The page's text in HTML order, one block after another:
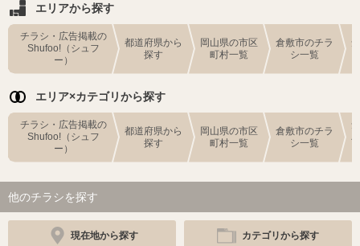
エリアから探す
チラシ・広告掲載の
Shufoo!（シュフ
ー）
都道府県から
探す
岡山県の市区
町村一覧
倉敷市のチラ
シ一覧
エリア×カテゴリから探す
チラシ・広告掲載の
Shufoo!（シュフ
ー）
都道府県から
探す
岡山県の市区
町村一覧
倉敷市のチラ
シ一覧
他のチラシを探す
現在地から探す カテゴリから探す